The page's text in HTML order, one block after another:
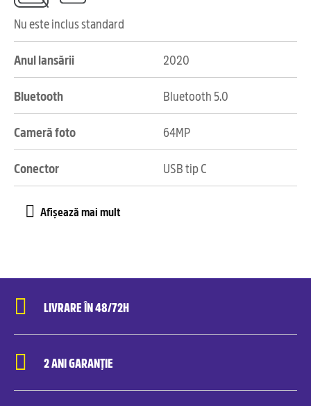
Nu este inclus standard
Anul lansării 2020
Bluetooth Bluetooth 5.0
Cameră foto 64MP
Conector USB tip C
LIVRARE ÎN 48/72H
2 ANI GARANȚIE